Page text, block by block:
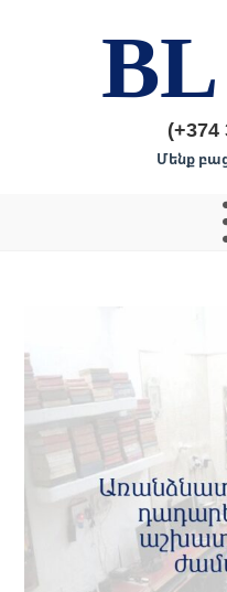
BL
(+374
Մենք բաց